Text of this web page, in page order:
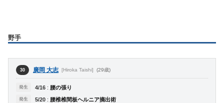
野手
30 廣岡 大志 [Hiroka Taishi] (29歳)
発生 4/16 : 腰の張り
発生 5/20 : 腰椎椎間板ヘルニア摘出術